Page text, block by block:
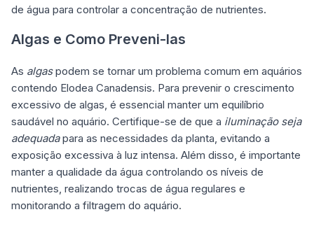
de água para controlar a concentração de nutrientes.
Algas e Como Preveni-las
As algaspodem se tornar um problema comum em aquários
contendo Elodea Canadensis. Para prevenir o crescimento
excessivo de algas, é essencial manter um equilíbrio
saudável no aquário. Certifique-se de que a iluminação seja
adequadapara as necessidades da planta, evitando a
exposição excessiva à luz intensa. Além disso, é importante
manter a qualidade da água controlando os níveis de
nutrientes, realizando trocas de água regulares e
monitorando a filtragem do aquário.